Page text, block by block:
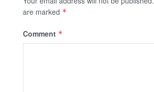
are marked *
Comment *